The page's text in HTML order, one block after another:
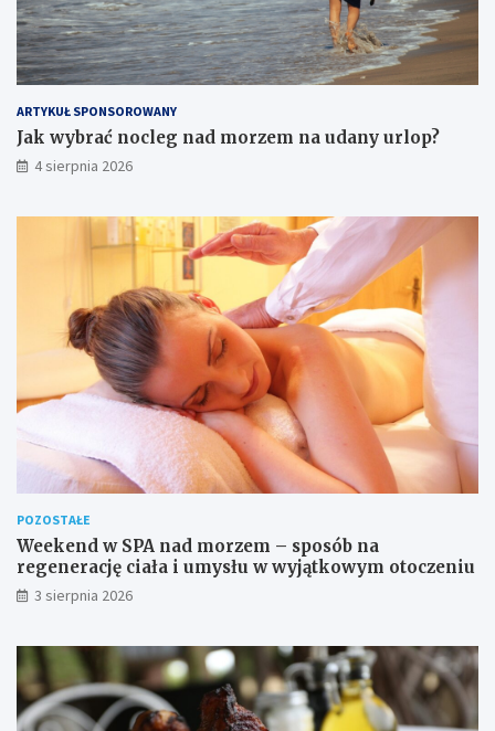
ARTYKUŁ SPONSOROWANY
Jak wybrać nocleg nad morzem na udany urlop?
4 sierpnia 2026
POZOSTAŁE
Weekend w SPA nad morzem – sposób na
regenerację ciała i umysłu w wyjątkowym otoczeniu
3 sierpnia 2026